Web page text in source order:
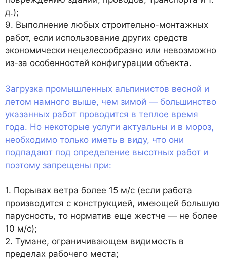
д.);
9. Выполнение любых строительно-монтажных
работ, если использование других средств
экономически нецелесообразно или невозможно
из-за особенностей конфигурации объекта.
Загрузка промышленных альпинистов весной и
летом намного выше, чем зимой — большинство
указанных работ проводится в теплое время
года. Но некоторые услуги актуальны и в мороз,
необходимо только иметь в виду, что они
подпадают под определение высотных работ и
поэтому запрещены при:
1. Порывах ветра более 15 м/с (если работа
производится с конструкцией, имеющей большую
парусность, то норматив еще жестче — не более
10 м/с);
2. Тумане, ограничивающем видимость в
пределах рабочего места;